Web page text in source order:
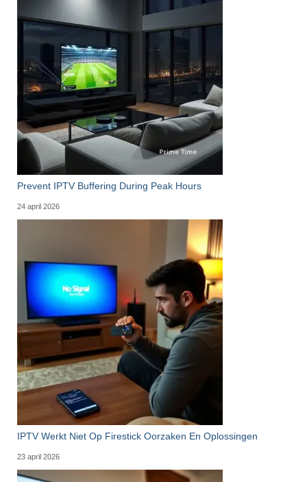
Prevent IPTV Buffering During Peak Hours
24 april 2026
IPTV Werkt Niet Op Firestick Oorzaken En Oplossingen
23 april 2026